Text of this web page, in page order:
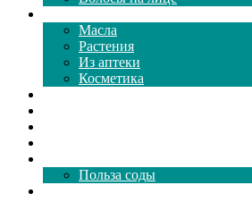
Масла
Растения
Из аптеки
Косметика
Польза соды